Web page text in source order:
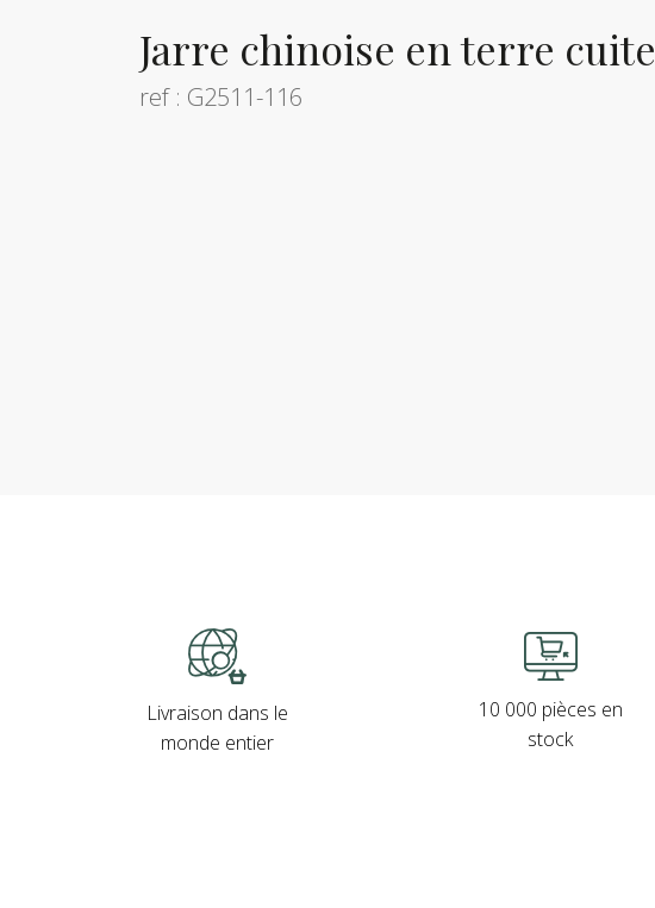
Jarre chinoise en terre cuite
ref : G2511-116
Livraison dans le
monde entier
10 000 pièces en
stock